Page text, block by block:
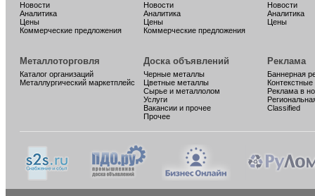
Новости
Аналитика
Цены
Коммерческие предложения
Новости
Аналитика
Цены
Коммерческие предложения
Новости
Аналитика
Цены
Металлоторговля
Каталог организаций
Металлургический маркетплейс
Доска объявлений
Черные металлы
Цветные металлы
Сырье и металлолом
Услуги
Вакансии и прочее
Прочее
Реклама
Баннерная
Реклама в
Classified